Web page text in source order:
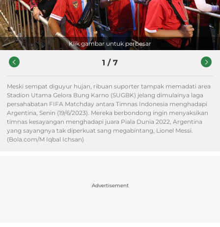
Klik gambar untuk perbesar
1 / 7
Meski sempat diguyur hujan, ribuan suporter tampak memadati area
Stadion Utama Gelora Bung Karno (SUGBK) jelang dimulainya laga
persahabatan FIFA Matchday antara Timnas Indonesia menghadapi
Argentina, Senin (19/6/2023). Mereka berbondong ingin menyaksikan
timnas kesayangan menghadapi juara Piala Dunia 2022, Argentina
yang sayangnya tak diperkuat sang megabintang, Lionel Messi.
(Bola.com/M Iqbal Ichsan)
Advertisement